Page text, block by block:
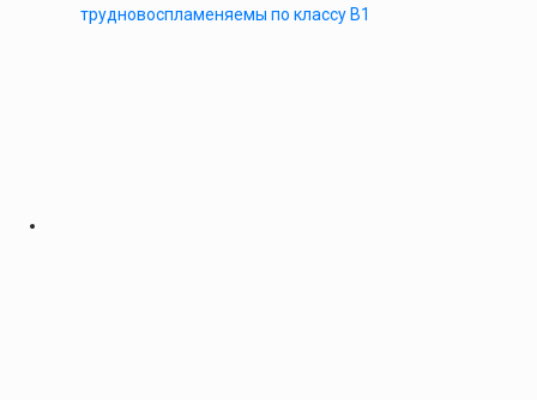
трудновоспламеняемы по классу B1